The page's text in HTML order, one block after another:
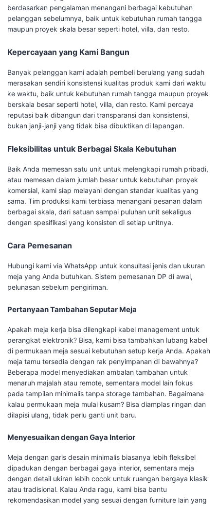
berdasarkan pengalaman menangani berbagai kebutuhan
pelanggan sebelumnya, baik untuk kebutuhan rumah tangga
maupun proyek skala besar seperti hotel, villa, dan resto.
Kepercayaan yang Kami Bangun
Banyak pelanggan kami adalah pembeli berulang yang sudah
merasakan sendiri konsistensi kualitas produk kami dari waktu
ke waktu, baik untuk kebutuhan rumah tangga maupun proyek
berskala besar seperti hotel, villa, dan resto. Kami percaya
reputasi baik dibangun dari transparansi dan konsistensi,
bukan janji-janji yang tidak bisa dibuktikan di lapangan.
Fleksibilitas untuk Berbagai Skala Kebutuhan
Baik Anda memesan satu unit untuk melengkapi rumah pribadi,
atau memesan dalam jumlah besar untuk kebutuhan proyek
komersial, kami siap melayani dengan standar kualitas yang
sama. Tim produksi kami terbiasa menangani pesanan dalam
berbagai skala, dari satuan sampai puluhan unit sekaligus
dengan spesifikasi yang konsisten di setiap unitnya.
Cara Pemesanan
Hubungi kami via WhatsApp untuk konsultasi jenis dan ukuran
meja yang Anda butuhkan. Sistem pemesanan DP di awal,
pelunasan sebelum pengiriman.
Pertanyaan Tambahan Seputar Meja
Apakah meja kerja bisa dilengkapi kabel management untuk
perangkat elektronik? Bisa, kami bisa tambahkan lubang kabel
di permukaan meja sesuai kebutuhan setup kerja Anda. Apakah
meja tamu tersedia dengan rak penyimpanan di bawahnya?
Beberapa model menyediakan ambalan tambahan untuk
menaruh majalah atau remote, sementara model lain fokus
pada tampilan minimalis tanpa storage tambahan. Bagaimana
kalau permukaan meja mulai kusam? Bisa diamplas ringan dan
dilapisi ulang, tidak perlu ganti unit baru.
Menyesuaikan dengan Gaya Interior
Meja dengan garis desain minimalis biasanya lebih fleksibel
dipadukan dengan berbagai gaya interior, sementara meja
dengan detail ukiran lebih cocok untuk ruangan bergaya klasik
atau tradisional. Kalau Anda ragu, kami bisa bantu
rekomendasikan model yang sesuai dengan furniture lain yang